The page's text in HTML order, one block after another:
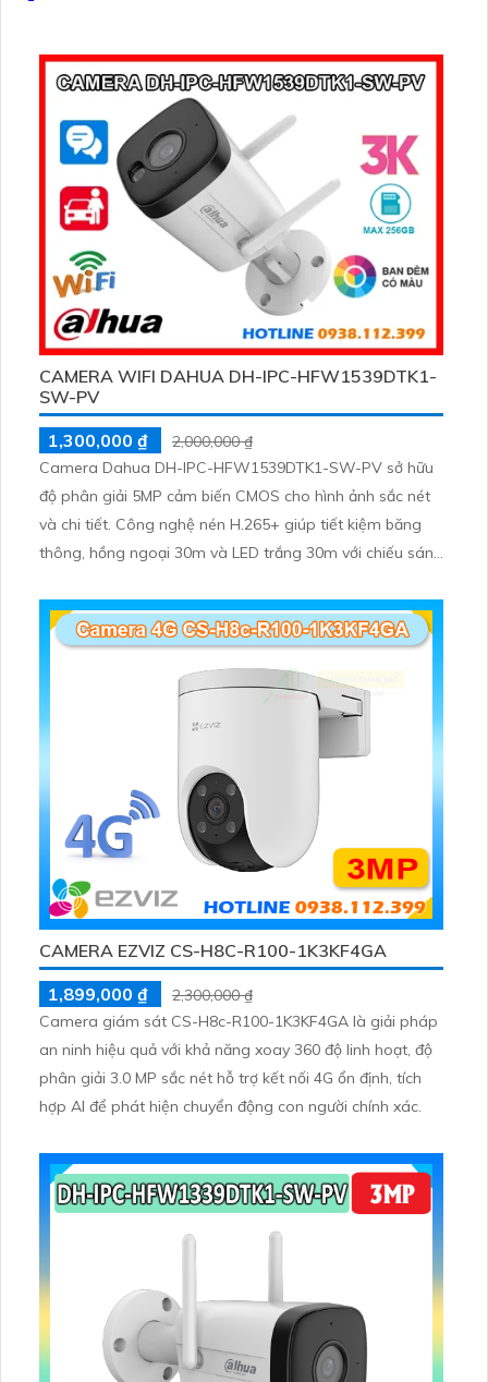
CAMERA WIFI DAHUA DH-IPC-HFW1539DTK1-
SW-PV
1,300,000 ₫
2,000,000 ₫
Camera Dahua DH-IPC-HFW1539DTK1-SW-PV sở hữu
độ phân giải 5MP cảm biến CMOS cho hình ảnh sắc nét
và chi tiết. Công nghệ nén H.265+ giúp tiết kiệm băng
thông, hồng ngoại 30m và LED trắng 30m với chiếu sáng
CAMERA EZVIZ CS-H8C-R100-1K3KF4GA
1,899,000 ₫
2,300,000 ₫
Camera giám sát CS-H8c-R100-1K3KF4GA là giải pháp
an ninh hiệu quả với khả năng xoay 360 độ linh hoạt, độ
phân giải 3.0 MP sắc nét hỗ trợ kết nối 4G ổn định, tích
hợp AI để phát hiện chuyển động con người chính xác.